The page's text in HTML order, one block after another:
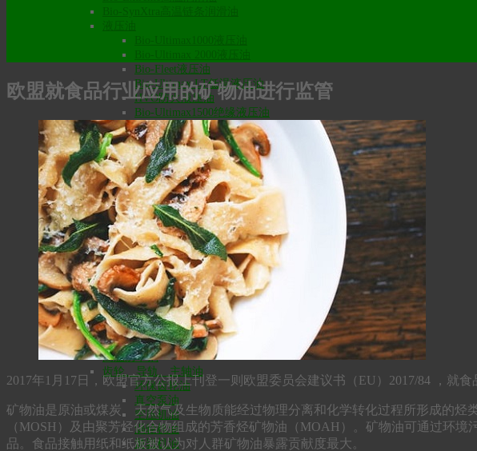
Bio-Fleet液压油
Bio-Ultimax LT低温液压油
HVO防火液压油
Bio-Ultimax1500绝缘液压油
Bio-SynXtra传动液压油
食品级润滑油
食品级齿轮油
食品级液压油
食品级通用润滑油
食品级脱模剂
食品级空压机/冷冻机油
食品级气动工具油
食品级零件清洗剂
食品级铝切削油
食品级金属冲压拉伸油
润滑脂
食品级润滑脂
MaxxLife高温长效润滑脂
Bio-Graphite极压润滑脂
Bio-High Temp 180高温极压润滑脂
高温防卡剂
齿轮、导轨、主轴油
环保齿轮油
真空泵油
空压机油
涡轮机油
凿岩机油
欧盟就食品行业应用的矿物油进行监管
2017年1月17日，欧盟官方公报上刊登一则欧盟委员会建议书（EU）2017/84 ，
矿物油是原油或煤炭、天然气及生物质能经过物理分离和化学转化过程所形成的
（MOSH）及由聚芳烃化合物组成的芳香烃矿物油（MOAH）。矿物油可通过环
品。食品接触用纸和纸板被认为对人群矿物油暴露贡献度最大。